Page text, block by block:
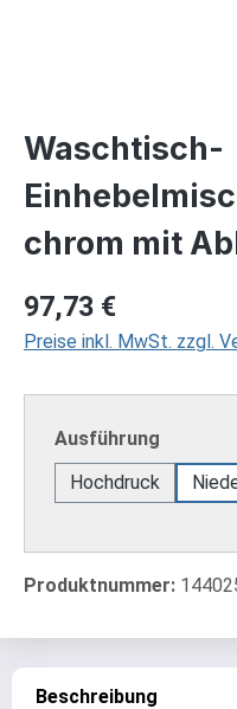
Waschtisch-
chrom mit
Regulärer Preis:
97,73 €
Preise inkl. MwSt. zzgl.
Ausführung
Hochdruck
Produktnummer:
Beschreibung